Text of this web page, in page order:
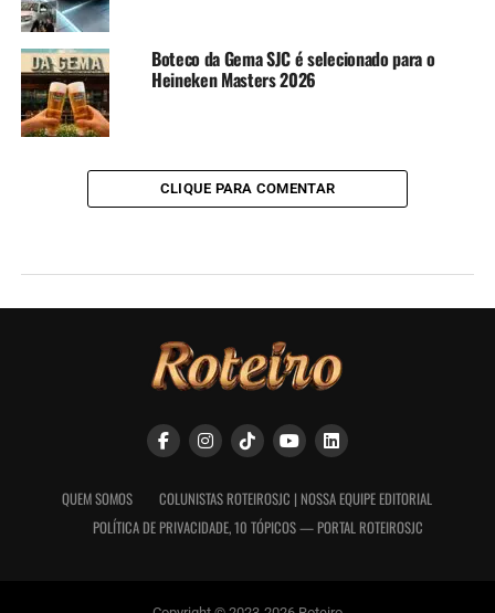
Boteco da Gema SJC é selecionado para o
Heineken Masters 2026
CLIQUE PARA COMENTAR
QUEM SOMOS
COLUNISTAS ROTEIROSJC | NOSSA EQUIPE EDITORIAL
POLÍTICA DE PRIVACIDADE, 10 TÓPICOS — PORTAL ROTEIROSJC